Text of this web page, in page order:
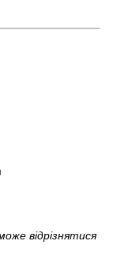
відрізнятися